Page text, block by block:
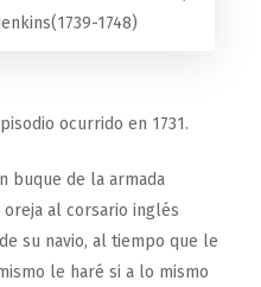
1748)
ocurrido en 1731.
buque de la armada
al corsario inglés
su navio, al tiempo que le
le haré si a lo mismo